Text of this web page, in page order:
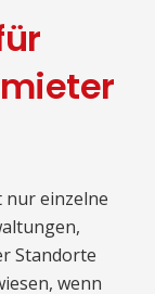
einzelne
Standorte
wenn